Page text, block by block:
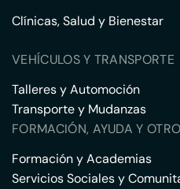
Clínicas, Salud y Bienestar
VEHÍCULOS Y TRANSPORTE
Talleres y Automoción
Transporte y Mudanzas
FORMACIÓN, AYUDA Y
Formación y Academias
Servicios Sociales y